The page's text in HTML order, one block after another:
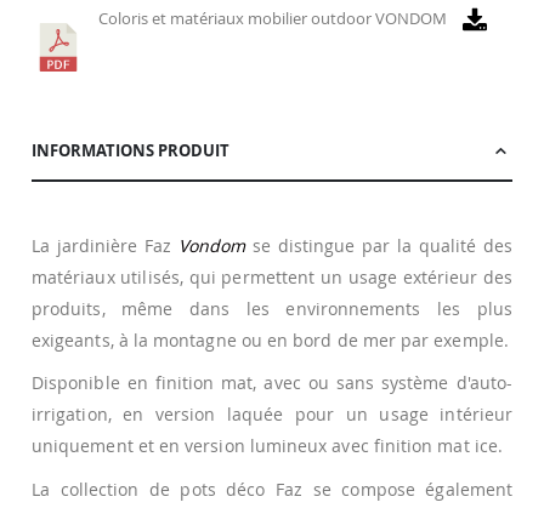
Coloris et matériaux mobilier outdoor VONDOM
INFORMATIONS PRODUIT
La jardinière Faz Vondomse distingue par la qualité des
matériaux utilisés, qui permettent un usage extérieur des
produits, même dans les environnements les plus
exigeants, à la montagne ou en bord de mer par exemple.
Disponible en finition mat, avec ou sans système d'auto-
irrigation, en version laquée pour un usage intérieur
uniquement et en version lumineux avec finition mat ice.
La collection de pots déco Faz se compose également